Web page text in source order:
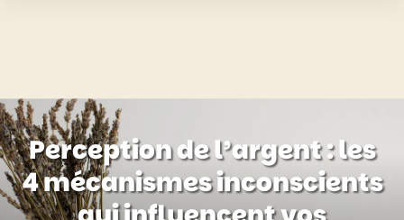
Perception de l’argent : les
4 mécanismes inconscients